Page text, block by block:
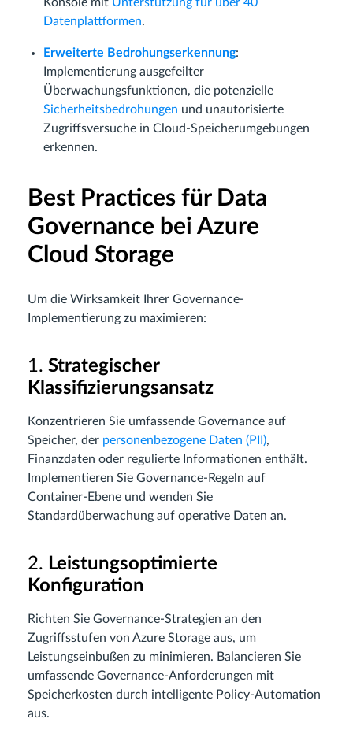
Konsole mit Unterstützung für über 40
Datenplattformen.
Erweiterte Bedrohungserkennung:
Implementierung ausgefeilter
Überwachungsfunktionen, die potenzielle
Sicherheitsbedrohungen und unautorisierte
Zugriffsversuche in Cloud-Speicherumgebungen
erkennen.
Best Practices für Data
Governance bei Azure
Cloud Storage
Um die Wirksamkeit Ihrer Governance-
Implementierung zu maximieren:
1. Strategischer
Klassifizierungsansatz
Konzentrieren Sie umfassende Governance auf
Speicher, der personenbezogene Daten (PII),
Finanzdaten oder regulierte Informationen enthält.
Implementieren Sie Governance-Regeln auf
Container-Ebene und wenden Sie
Standardüberwachung auf operative Daten an.
2. Leistungsoptimierte
Konfiguration
Richten Sie Governance-Strategien an den
Zugriffsstufen von Azure Storage aus, um
Leistungseinbußen zu minimieren. Balancieren Sie
umfassende Governance-Anforderungen mit
Speicherkosten durch intelligente Policy-Automation
aus.